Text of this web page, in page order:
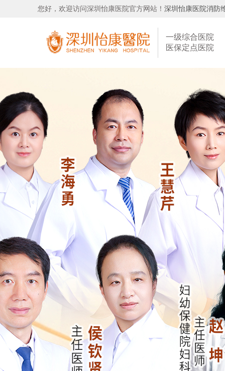
您好，欢迎访问深圳怡康医院官方网站！ 深圳怡康医院消防
一级综合医院
医保定点医院